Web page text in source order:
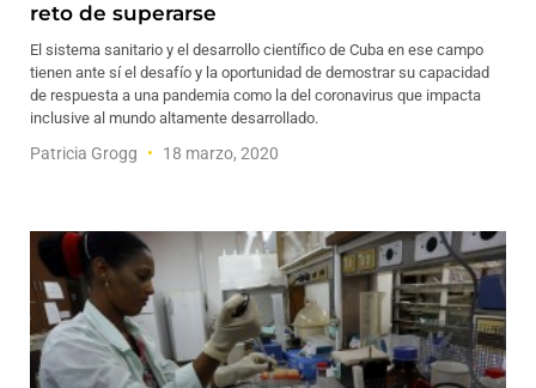
reto de superarse
El sistema sanitario y el desarrollo científico de Cuba en ese campo
tienen ante sí el desafío y la oportunidad de demostrar su capacidad
de respuesta a una pandemia como la del coronavirus que impacta
inclusive al mundo altamente desarrollado.
Patricia Grogg 18 marzo, 2020